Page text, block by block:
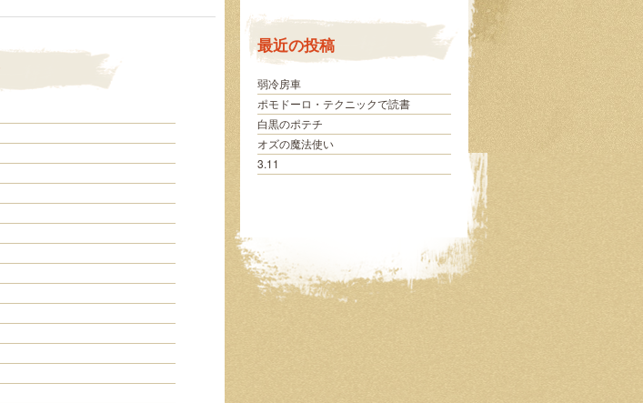
最近の投稿
弱冷房車
ポモドーロ・テクニックで読書
白黒のポテチ
オズの魔法使い
3.11